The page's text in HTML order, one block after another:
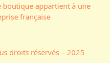
boutique appartient à une
française
droits réservés – 2025